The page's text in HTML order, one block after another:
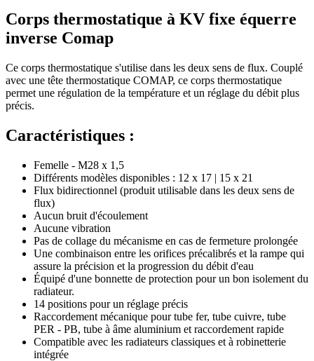
Corps thermostatique à KV fixe équerre
inverse Comap
Ce corps thermostatique s'utilise dans les deux sens de flux. Couplé
avec une tête thermostatique COMAP, ce corps thermostatique
permet une régulation de la température et un réglage du débit plus
précis.
Caractéristiques :
Femelle - M28 x 1,5
Différents modèles disponibles : 12 x 17 | 15 x 21
Flux bidirectionnel (produit utilisable dans les deux sens de
flux)
Aucun bruit d'écoulement
Aucune vibration
Pas de collage du mécanisme en cas de fermeture prolongée
Une combinaison entre les orifices précalibrés et la rampe qui
assure la précision et la progression du débit d'eau
Équipé d'une bonnette de protection pour un bon isolement du
radiateur.
14 positions pour un réglage précis
Raccordement mécanique pour tube fer, tube cuivre, tube
PER - PB, tube à âme aluminium et raccordement rapide
Compatible avec les radiateurs classiques et à robinetterie
intégrée